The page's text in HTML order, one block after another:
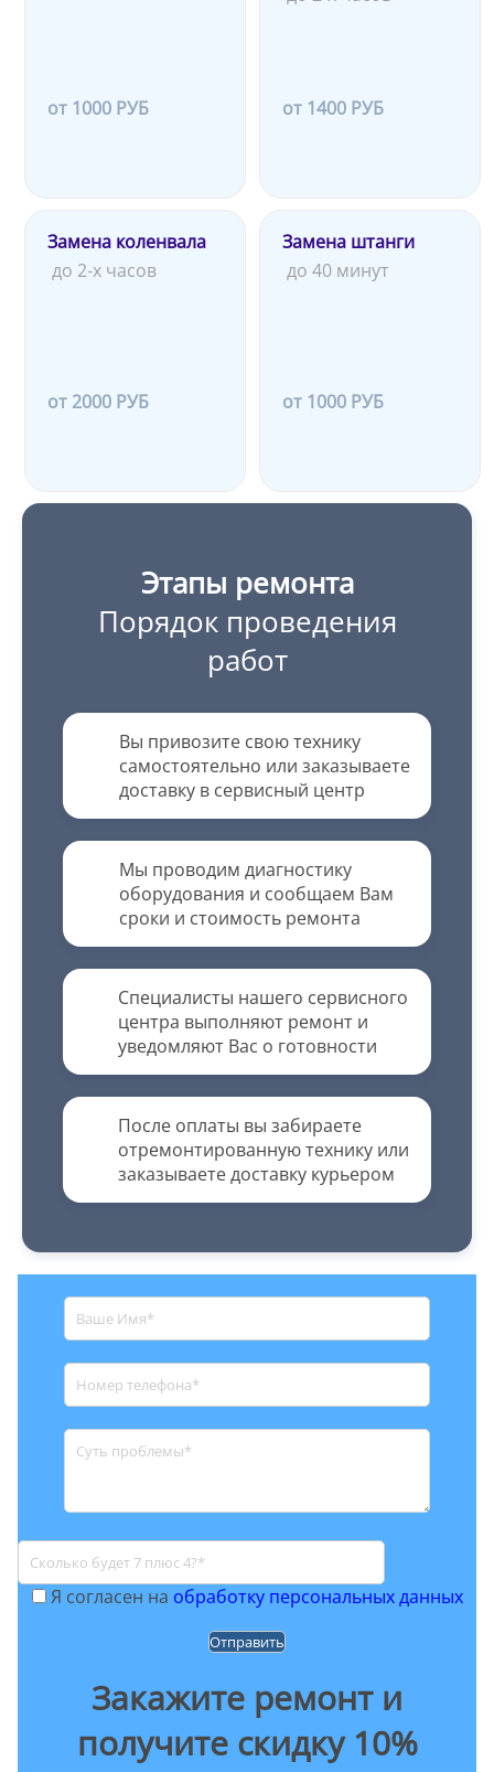
от 1000 РУБ от 1400 РУБ
Замена коленвала
до 2-х часов
от 2000 РУБ
Замена штанги
до 40 минут
от 1000 РУБ
Этапы ремонта
Порядок проведения
работ
Вы привозите свою технику
самостоятельно или заказываете
доставку в сервисный центр
Мы проводим диагностику
оборудования и сообщаем Вам
сроки и стоимость ремонта
Специалисты нашего сервисного
центра выполняют ремонт и
уведомляют Вас о готовности
После оплаты вы забираете
отремонтированную технику или
заказываете доставку курьером
Я согласен на обработку персональных данных
Закажите ремонт и
получите скидку 10%